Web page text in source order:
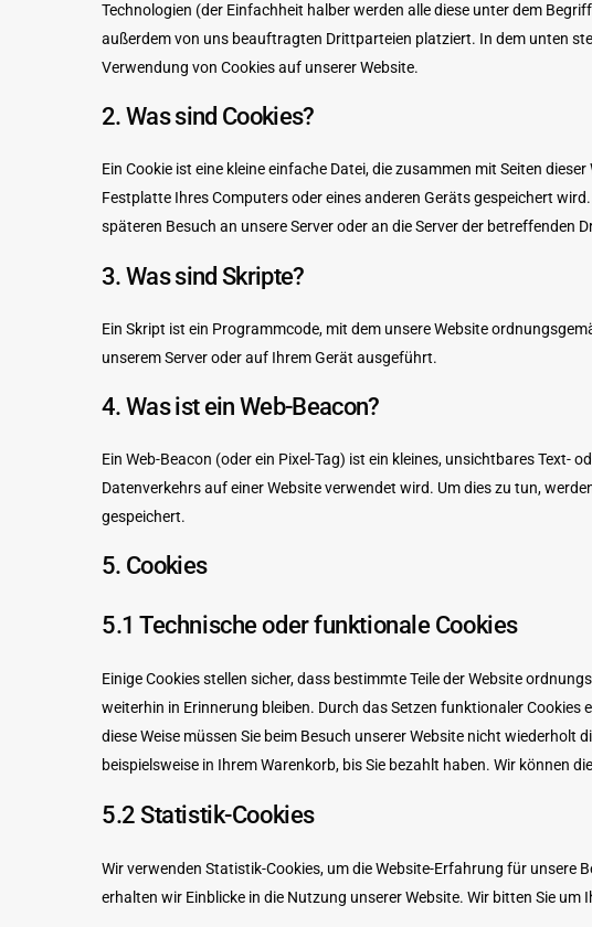
Technologien (der Einfachheit halber werden alle diese unter dem
außerdem von uns beauftragten Drittparteien platziert. In dem unten
Verwendung von Cookies auf unserer Website.
2. Was sind Cookies?
Ein Cookie ist eine kleine einfache Datei, die zusammen mit Seiten
Festplatte Ihres Computers oder eines anderen Geräts gespeichert
späteren Besuch an unsere Server oder an die Server der betreffenden
3. Was sind Skripte?
Ein Skript ist ein Programmcode, mit dem unsere Website
unserem Server oder auf Ihrem Gerät ausgeführt.
4. Was ist ein Web-Beacon?
Ein Web-Beacon (oder ein Pixel-Tag) ist ein kleines, unsichtbares Text-
Datenverkehrs auf einer Website verwendet wird. Um dies zu tun,
gespeichert.
5. Cookies
5.1 Technische oder funktionale Cookies
Einige Cookies stellen sicher, dass bestimmte Teile der Website
weiterhin in Erinnerung bleiben. Durch das Setzen funktionaler Cookies
diese Weise müssen Sie beim Besuch unserer Website nicht wiederholt
beispielsweise in Ihrem Warenkorb, bis Sie bezahlt haben. Wir können
5.2 Statistik-Cookies
Wir verwenden Statistik-Cookies, um die Website-Erfahrung für unsere
erhalten wir Einblicke in die Nutzung unserer Website. Wir bitten Sie